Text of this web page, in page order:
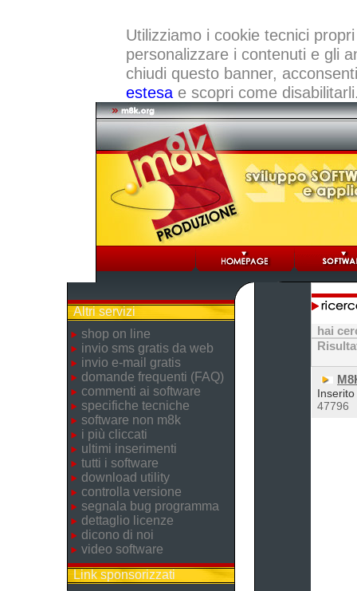
Utilizziamo i cookie tecnici
personalizzare i contenuti e gli
chiudi questo banner,
estesae scopri come
Altri servizi
shop on line
invio sms gratis da web
invio e-mail gratis
domande frequenti (FAQ)
commenti ai software
specifiche tecniche
software non m8k
i più cliccati
ultimi inserimenti
tutti i software
download utility
controlla versione
segnala bug programma
dettaglio licenze
dicono di noi
video software
Link sponsorizzati
hai
47796